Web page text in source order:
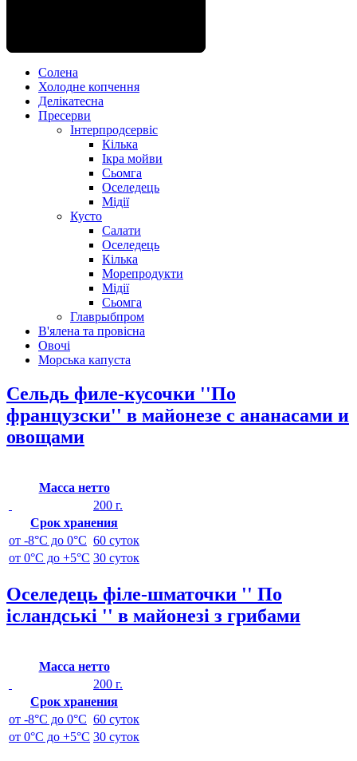
Солена
Холодне копчення
Делікатесна
Пресерви
Інтерпродсервіс
Кілька
Ікра мойви
Сьомга
Оселедець
Мідії
Кусто
Салати
Оселедець
Кілька
Морепродукти
Мідії
Сьомга
Главрыбпром
В'ялена та провісна
Овочі
Морська капуста
Сельдь филе-кусочки ''По
французски'' в майонезе с ананасами и
овощами
Масса нетто
200 г.
Срок хранения
от -8°C до 0°C 60 суток
от 0°C до +5°C 30 суток
Оселедець філе-шматочки '' По
ісландські '' в майонезі з грибами
Масса нетто
200 г.
Срок хранения
от -8°C до 0°C 60 суток
от 0°C до +5°C 30 суток